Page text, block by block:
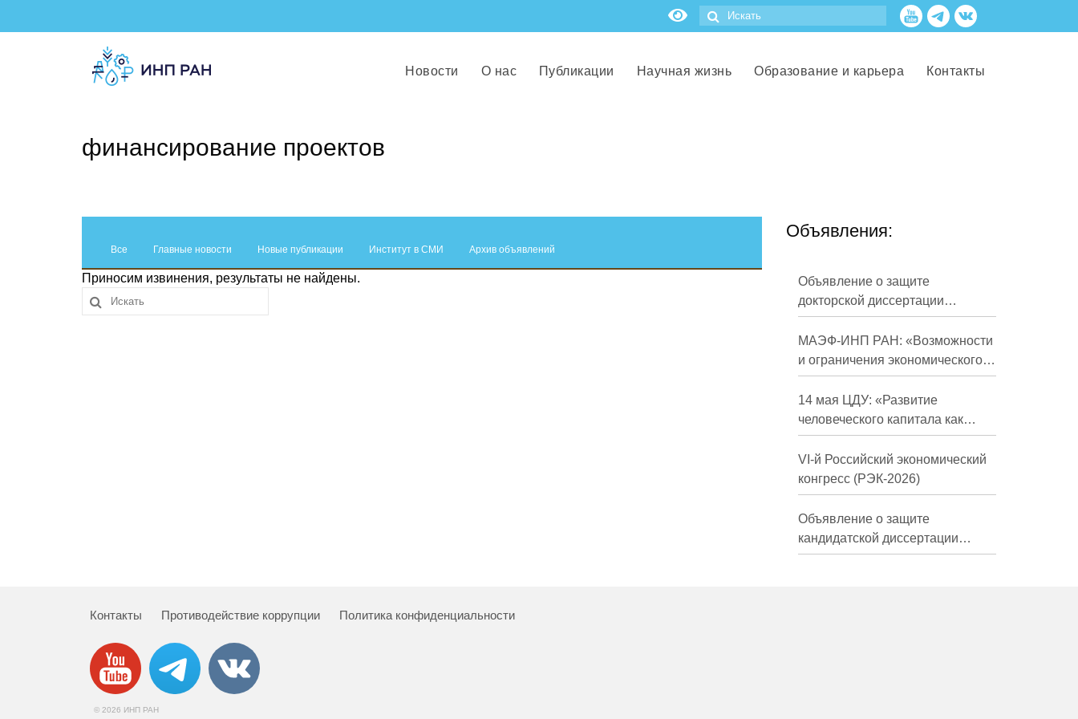
Новости О нас Публикации Научная жизнь Образование и карьера Контакты
финансирование проектов
Все Главные новости Новые публикации Институт в СМИ Архив объявлений
Приносим извинения, результаты не найдены.
Объявления:
Объявление о защите
докторской диссертации
Кузнецова Михаила
Евгеньевича
МАЭФ-ИНП РАН: «Возможности
и ограничения экономического
развития России в средне- и
долгосрочной перспективе»
14 мая ЦДУ: «Развитие
человеческого капитала как
фактор экономического роста»
VI-й Российский экономический
конгресс (РЭК-2026)
Объявление о защите
кандидатской диссертации
Трындиной Николь Сергеевны
Контакты Противодействие коррупции Политика конфиденциальности
© 2026 ИНП РАН